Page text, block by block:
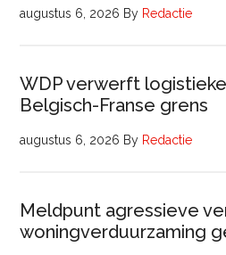
augustus 6, 2026 By Redactie
WDP verwerft
Belgisch-Franse grens
augustus 6, 2026 By Redactie
Meldpunt agressieve
woningverduurzaming